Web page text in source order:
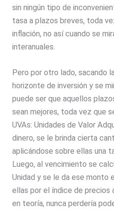
sin ningún tipo de
tasa a plazos breves, toda
inflación, no así cuando se
interanuales.
Pero por otro lado, sacando
horizonte de inversión y se
puede ser que aquellos
sean mejores, toda vez que
UVAs: Unidades de Valor
dinero, se le brinda cierta
aplicándose sobre ellas una
Luego, al vencimiento se
Unidad y se le da ese monto
ellas por el índice de precios
en teoría, nunca perdería